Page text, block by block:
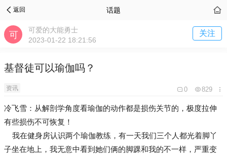
返回 话题
可爱的大能勇士
2023-01-22 18:21:56
关注
基督徒可以瑜伽吗？
资讯 0 829
冷飞雪：从解剖学角度看瑜伽的动作都是损伤关节的，极度拉伸
有些损伤不可恢复！
我在健身房认识两个瑜伽教练，有一天我们三个人都光着脚丫
子坐在地上，我无意中看到她们俩的脚踝和我的不一样，严重变